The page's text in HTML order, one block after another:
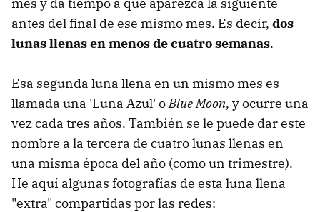
antes del final de ese mismo mes. Es decir, dos
lunas llenas en menos de cuatro semanas.
Esa segunda luna llena en un mismo mes es
llamada una 'Luna Azul' oBlue Moon, y ocurre una
vez cada tres años. También se le puede dar este
nombre a la tercera de cuatro lunas llenas en
una misma época del año (como un trimestre).
He aquí algunas fotografías de esta luna llena
"extra" compartidas por las redes: